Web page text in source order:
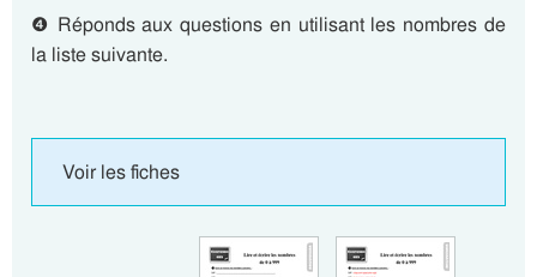
❹ Réponds aux questions en utilisant les nombres de
la liste suivante.
Voir les fiches